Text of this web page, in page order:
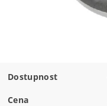
Dostupnost
Cena